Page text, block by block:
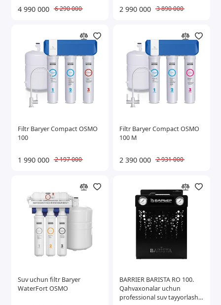
4 990 000 6 290 000 2 990 000 3 890 000
Filtr Baryer Compact OSMO
100
1 990 000 2 197 000
Filtr Baryer Compact OSMO
100 М
2 390 000 2 931 000
Suv uchun filtr Baryer
WaterFort OSMO
BARRIER BARISTA RO 100.
Qahvaxonalar uchun
professional suv tayyorlash